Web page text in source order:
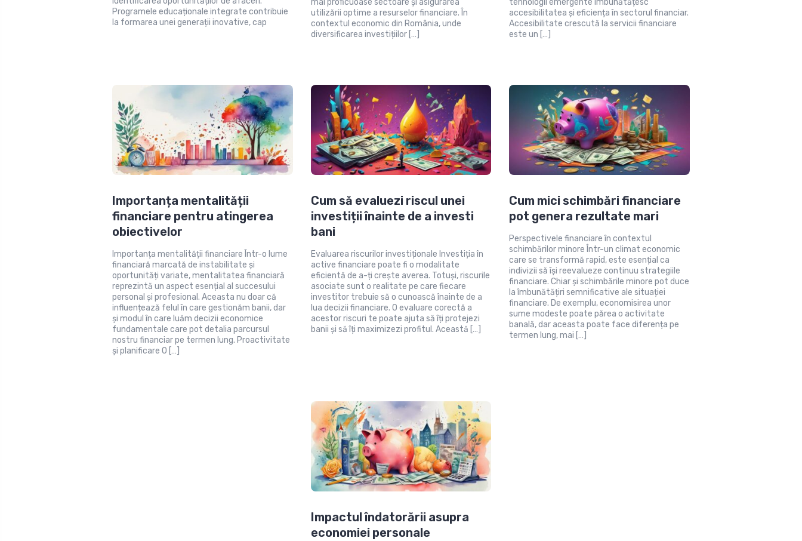
Programele educaționale integrate contribuie
la formarea unei generații inovative, cap
utilizării optime a resurselor financiare. În
contextul economic din România, unde
diversificarea investițiilor […]
accesibilitatea și eficiența în sectorul financiar.
Accesibilitate crescută la servicii financiare
este un […]
Importanța mentalității
financiare pentru atingerea
obiectivelor
Importanța mentalității financiare Într-o lume
financiară marcată de instabilitate și
oportunități variate, mentalitatea financiară
reprezintă un aspect esențial al succesului
personal și profesional. Aceasta nu doar că
influențează felul în care gestionăm banii, dar
și modul în care luăm decizii economice
fundamentale care pot detalia parcursul
nostru financiar pe termen lung. Proactivitate
și planificare O […]
Cum să evaluezi riscul unei
investiții înainte de a investi
bani
Evaluarea riscurilor investiționale Investiția în
active financiare poate fi o modalitate
eficientă de a-ți crește averea. Totuși, riscurile
asociate sunt o realitate pe care fiecare
investitor trebuie să o cunoască înainte de a
lua decizii financiare. O evaluare corectă a
acestor riscuri te poate ajuta să îți protejezi
banii și să îți maximizezi profitul. Această […]
Cum mici schimbări financiare
pot genera rezultate mari
Perspectivele financiare în contextul
schimbărilor minore Într-un climat economic
care se transformă rapid, este esențial ca
indivizii să își reevalueze continuu strategiile
financiare. Chiar și schimbările minore pot duce
la îmbunătățiri semnificative ale situației
financiare. De exemplu, economisirea unor
sume modeste poate părea o activitate
banală, dar aceasta poate face diferența pe
termen lung, mai […]
Impactul îndatorării asupra
economiei personale